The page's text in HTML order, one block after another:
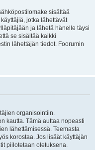
sisältää
jotka lähettävät
ja lähetä hänelle täysi
se sisältää kaikki
lähettäjän tiedot. Foorumin
organisointiin.
kautta. Tämä auttaa nopeasti
lähettämisessä. Teemasta
korostaa. Jos lisäät käyttäjän
piilotetaan oletuksena.